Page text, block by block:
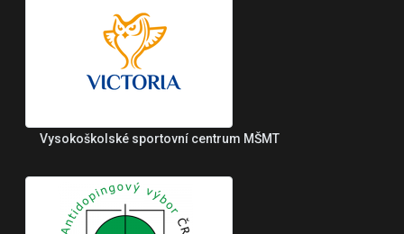
Vysokoškolské sportovní centrum MŠMT